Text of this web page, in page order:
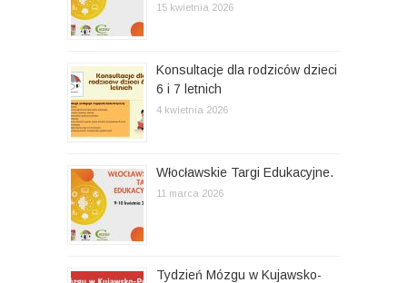
u
15 kwietnia 2026
Konsultacje dla rodziców dzieci
6 i 7 letnich
4 kwietnia 2026
Włocławskie Targi Edukacyjne.
11 marca 2026
Tydzień Mózgu w Kujawsko-